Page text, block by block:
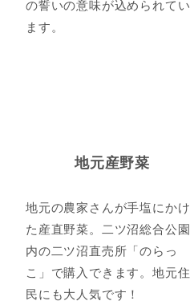
の誓いの意味が込められてい
ます。
地元産野菜
地元の農家さんが手塩にかけ
た産直野菜。二ツ沼総合公園
内の二ツ沼直売所「のらっ
こ」で購入できます。地元住
民にも大人気です！